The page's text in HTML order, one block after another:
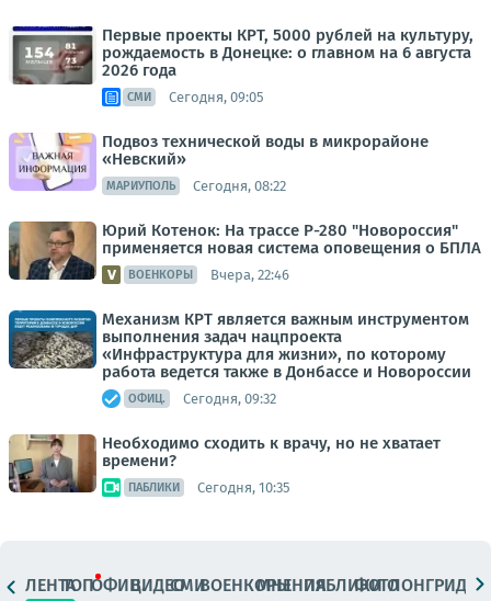
Первые проекты КРТ, 5000 рублей на культуру,
рождаемость в Донецке: о главном на 6 августа
2026 года
СМИ Сегодня, 09:05
Подвоз технической воды в микрорайоне
«Невский»
МАРИУПОЛЬ Сегодня, 08:22
Юрий Котенок: На трассе Р-280 "Новороссия"
применяется новая система оповещения о БПЛА
ВОЕНКОРЫ Вчера, 22:46
Механизм КРТ является важным инструментом
выполнения задач нацпроекта
«Инфраструктура для жизни», по которому
работа ведется также в Донбассе и Новороссии
ОФИЦ. Сегодня, 09:32
Необходимо сходить к врачу, но не хватает
времени?
ПАБЛИКИ Сегодня, 10:35
ЛЕНТАТОПОФИЦ.ВИДЕОСМИВОЕНКОРЫМНЕНИЯПАБЛИКИ
ФОТОЛОНГРИДЫ